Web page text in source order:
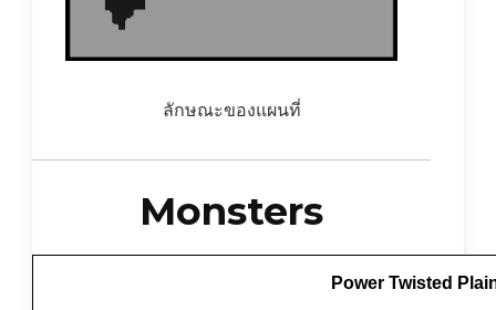
ลักษณะของแผนที่
Monsters
Power Twisted